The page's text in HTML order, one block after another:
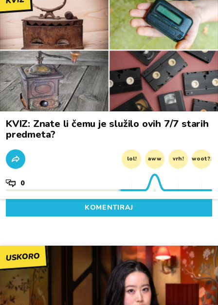
KVIZ: Znate li čemu je služilo ovih 7/7 starih
predmeta?
lol! aww vrh! woot?!
0
KOMENTIRAJ
USKORO